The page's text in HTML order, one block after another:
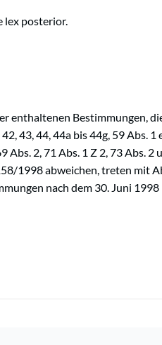
lex posterior.
enthaltenen Bestimmungen,
43, 44, 44a bis 44g, 59 Abs.
Abs. 2, 71 Abs. 1 Z 2, 73 Abs.
1998 abweichen, treten mit
nach dem 30. Juni